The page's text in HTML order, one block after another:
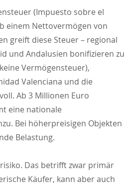
(Impuesto sobre el
einem Nettovermögen von
greift diese Steuer – regional
und Andalusien bonifizieren zu
Vermögensteuer),
Valenciana und die
Ab 3 Millionen Euro
eine nationale
Bei höherpreisigen Objekten
Belastung.
Das betrifft zwar primär
Käufer, kann aber auch